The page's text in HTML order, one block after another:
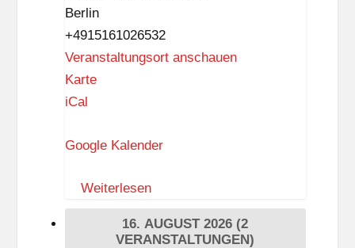
Berlin
+4915161026532
Veranstaltungsort anschauen
KarteT
G
l
l
iCal
Google Kalender
Weiterlesen
16. AUGUST 2026 (2
VERANSTALTUNGEN)